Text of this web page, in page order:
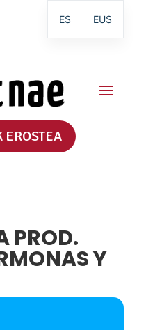
EROSTEA
PROD.
Y
ES EUS